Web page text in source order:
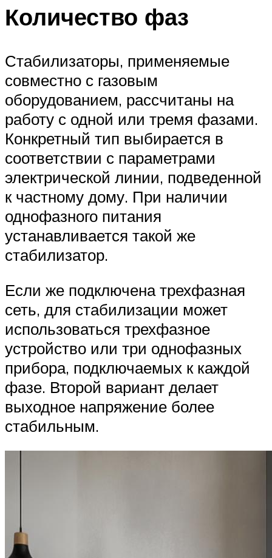
Количество фаз
Стабилизаторы, применяемые
совместно с газовым
оборудованием, рассчитаны на
работу с одной или тремя фазами.
Конкретный тип выбирается в
соответствии с параметрами
электрической линии, подведенной
к частному дому. При наличии
однофазного питания
устанавливается такой же
стабилизатор.
Если же подключена трехфазная
сеть, для стабилизации может
использоваться трехфазное
устройство или три однофазных
прибора, подключаемых к каждой
фазе. Второй вариант делает
выходное напряжение более
стабильным.